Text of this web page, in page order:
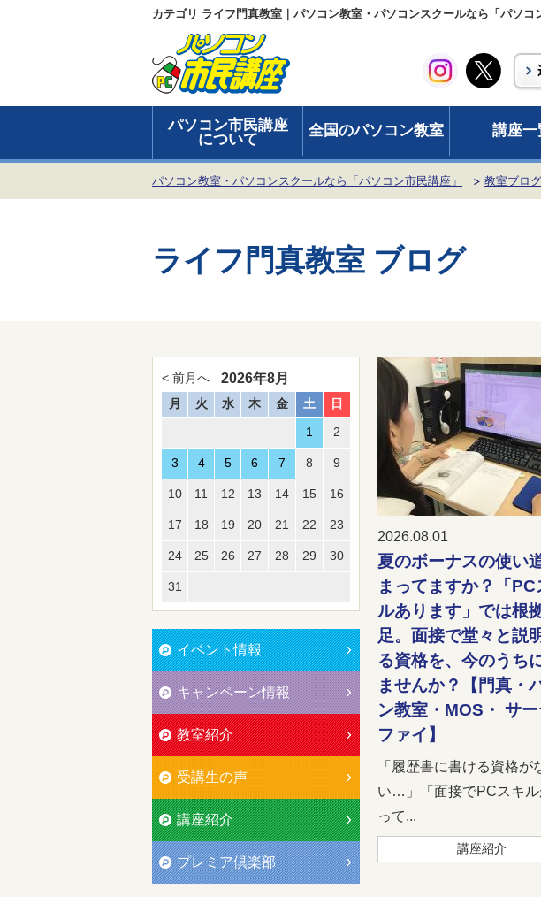
カテゴリ ライフ門真教室｜パソコン教室・パソコンスクールなら「パソコ
パソコン市民講座
について
全国のパソコン教室 講座一
パソコン教室・パソコンスクールなら「パソコン市民講座」 教室ブログ
ライフ門真教室 ブログ
2026.08.01
夏のボーナスの使い
まってますか？「PC
ルあります」では根
足。面接で堂々と説
る資格を、今のうち
ませんか？【門真・
ン教室・MOS・ サー
ファイ】
「履歴書に書ける資格が
い…」「面接でPCスキル
って...
講座紹介
< 前月へ 2026年8月
月 火 水 木 金 土 日
1 2
3 4 5 6 7 8 9
10 11 12 13 14 15 16
17 18 19 20 21 22 23
24 25 26 27 28 29 30
31
イベント情報
キャンペーン情報
教室紹介
受講生の声
講座紹介
プレミア倶楽部